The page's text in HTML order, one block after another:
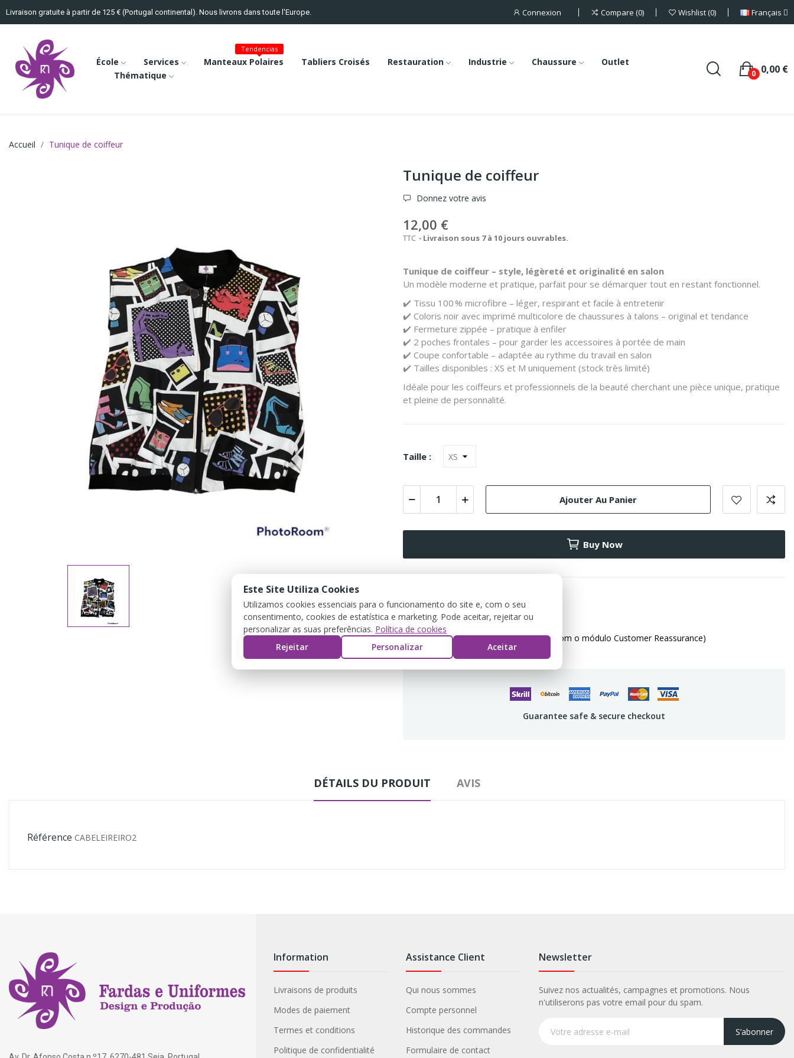
Livraison gratuite à partir de 125 € (Portugal continental). Nous livrons dans toute l'Europe. Connexion Compare 0 Wishlist 0 Français
École Services Manteaux Polaires
Tendencias
Tabliers Croisés Restauration Industrie Chaussure
Outlet
Thématique
0,00 €
0
Accueil Tunique de coiffeur
Tunique de coiffeur
Donnez votre avis
12,00 €
TTC Livraison sous 7 à 10 jours ouvrables.
Tunique de coiffeur – style, légèreté et originalité en salon
Un modèle moderne et pratique, parfait pour se démarquer tout en restant fonctionnel.
✔️ Tissu 100 % microfibre – léger, respirant et facile à entretenir
✔️ Coloris noir avec imprimé multicolore de chaussures à talons – original et tendance
✔️ Fermeture zippée – pratique à enfiler
✔️ 2 poches frontales – pour garder les accessoires à portée de main
✔️ Coupe confortable – adaptée au rythme du travail en salon
✔️ Tailles disponibles : XS et M uniquement (stock très limité)
Idéale pour les coiffeurs et professionnels de la beauté cherchant une pièce unique, pratique
et pleine de personnalité.
Taille :
Ajouter Au Panier
Buy Now
Partager
Política de devolução (editar com o módulo Customer Reassurance)
Guarantee safe & secure checkout
DÉTAILS DU PRODUIT AVIS
Référence CABELEIREIRO2
Information
Livraisons de produits
Modes de paiement
Termes et conditions
Politique de confidentialité
Assistance Client
Qui nous sommes
Compte personnel
Historique des commandes
Formulaire de contact
Newsletter
Suivez nos actualités, campagnes et promotions. Nous
n'utiliserons pas votre email pour du spam.
S’abonner
Este Site Utiliza Cookies
Utilizamos cookies essenciais para o funcionamento do site e, com o seu
consentimento, cookies de estatística e marketing. Pode aceitar, rejeitar ou
personalizar as suas preferências. Política de cookies
Rejeitar
Personalizar Aceitar